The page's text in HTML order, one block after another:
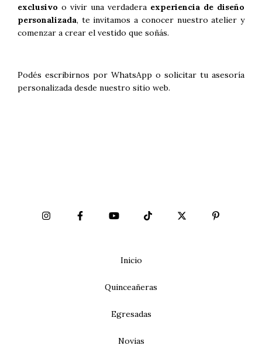
exclusivo o vivir una verdadera experiencia de diseño
personalizada, te invitamos a conocer nuestro atelier y
comenzar a crear el vestido que soñás.
Podés escribirnos por WhatsApp o solicitar tu asesoría
personalizada desde nuestro sitio web.
Inicio
Quinceañeras
Egresadas
Novias